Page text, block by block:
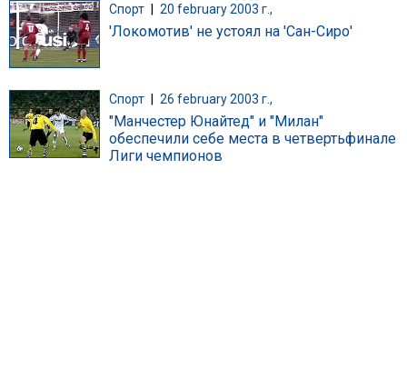
Спорт 20 february 2003 г.,
'Локомотив' не устоял на 'Сан-Сиро'
Спорт 26 february 2003 г.,
"Манчестер Юнайтед" и "Милан"
обеспечили себе места в четвертьфинале
Лиги чемпионов